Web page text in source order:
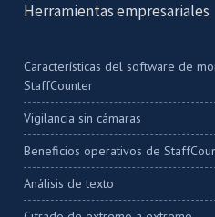
Herramientas empresariales
Características del software de
StaffCounter
Vigilancia sin cámaras
Beneficios operativos de
Análisis de texto